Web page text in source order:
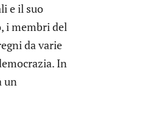
e il suo
i membri del
da varie
In
un